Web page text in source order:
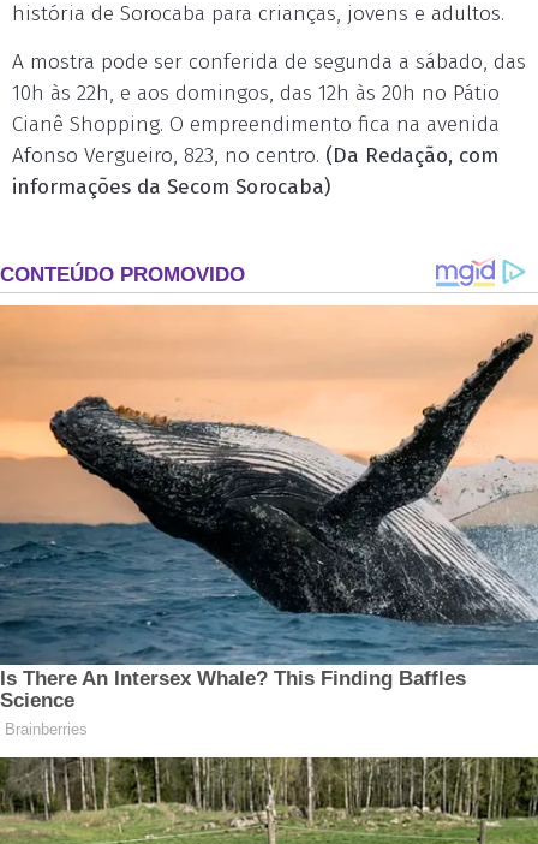
história de Sorocaba para crianças, jovens e adultos.
A mostra pode ser conferida de segunda a sábado, das
10h às 22h, e aos domingos, das 12h às 20h no Pátio
Cianê Shopping. O empreendimento fica na avenida
Afonso Vergueiro, 823, no centro. (Da Redação, com
informações da Secom Sorocaba)